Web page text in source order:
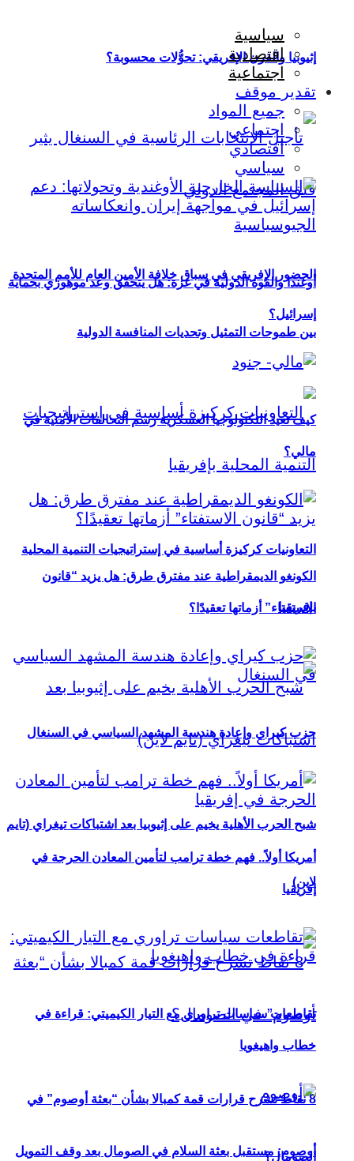
إثيوبيا والقرن الإفريقي: تحوُّلات محسوبة؟
الحضور الإفريقي في سباق خلافة الأمين العام للأمم المتحدة
بين طموحات التمثيل وتحديات المنافسة الدولية
التعاونيات كركيزة أساسية في إستراتيجيات التنمية المحلية
بإفريقيا
شبح الحرب الأهلية يخيم على إثيوبيا بعد اشتباكات تيغراي (تايم
لاين)
8 نقاط تشرح قرارات قمة كمبالا بشأن “بعثة أوصوم” في
الصومال؟
سياسية
اقتصادية
اجتماعية
تقدير موقف
جميع المواد
اجتماعي
اقتصادي
سياسي
أوغندا والقوة الدولية في غزة: هل يتحقق وعد موهوزي بحماية
إسرائيل؟
كيف تعيد التكنولوجيا العسكرية رسم التحالفات الأمنية في
مالي؟
الكونغو الديمقراطية عند مفترق طرق: هل يزيد “قانون
الاستفتاء” أزماتها تعقيدًا؟
حزب كيراي وإعادة هندسة المشهد السياسي في السنغال
أمريكا أولاً.. فهم خطة ترامب لتأمين المعادن الحرجة في
إفريقيا
تقاطعات سياسات تراوري مع التيار الكيميتي: قراءة في
خطاب واهيغويا
أوصوم: مستقبل بعثة السلام في الصومال بعد وقف التمويل